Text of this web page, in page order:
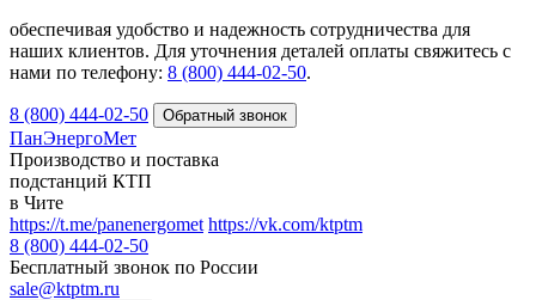
обеспечивая удобство и надежность сотрудничества для
наших клиентов. Для уточнения деталей оплаты свяжитесь с
нами по телефону: 8 (800) 444-02-50.
8 (800) 444-02-50
ПанЭнергоМет
Производство и поставка
подстанций КТП
в Чите
https://t.me/panenergomet https://vk.com/ktptm
8 (800) 444-02-50
Бесплатный звонок по России
sale@ktptm.ru